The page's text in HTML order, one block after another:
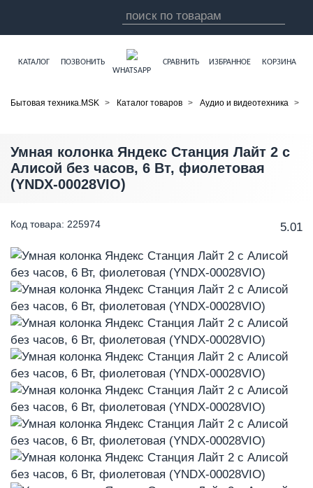
КАТАЛОГ
ПОЗВОНИТЬ
WHATSAPP
СРАВНИТЬ ИЗБРАННОЕ КОРЗИНА
Бытовая техника.MSK Каталог товаров Аудио и видеотехника
Умная колонка Яндекс Станция Лайт 2 с
Алисой без часов, 6 Вт, фиолетовая
(YNDX-00028VIO)
Код товара: 225974 5.01